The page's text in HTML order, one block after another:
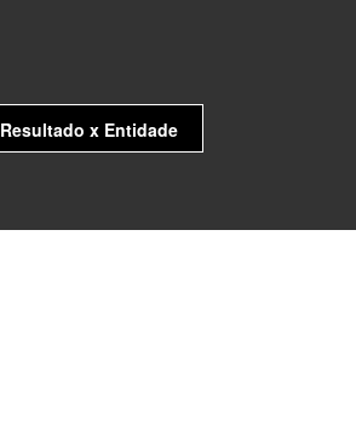
Resultado x Entidade